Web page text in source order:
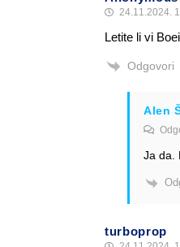
24.11.2024.
Letite li vi
Odgovori
Alen
Ja da.
turboprop